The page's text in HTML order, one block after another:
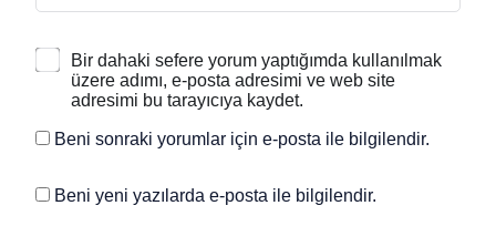
Bir dahaki sefere yorum yaptığımda kullanılmak
üzere adımı, e-posta adresimi ve web site
adresimi bu tarayıcıya kaydet.
Beni sonraki yorumlar için e-posta ile bilgilendir.
Beni yeni yazılarda e-posta ile bilgilendir.